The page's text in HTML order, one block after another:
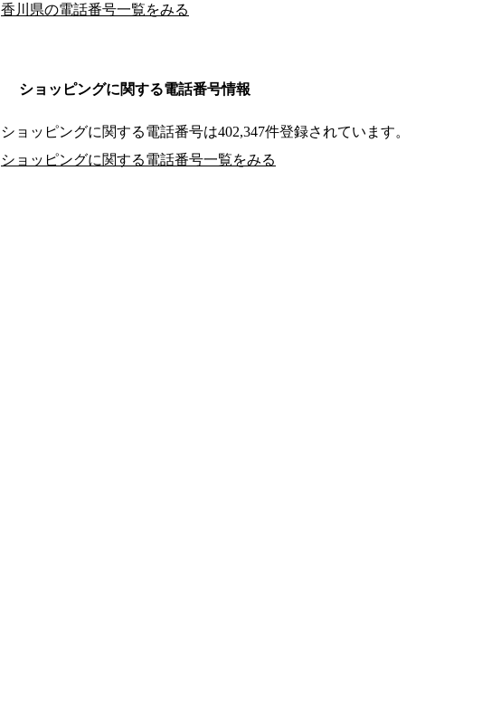
香川県の電話番号一覧をみる
ショッピングに関する電話番号情報
ショッピングに関する電話番号は402,347件登録されています。
ショッピングに関する電話番号一覧をみる